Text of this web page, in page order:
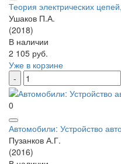
Теория электрических
Ушаков П.А.
(2018)
В наличии
2 105 руб.
Уже в корзине
0
Автомобили: Устройство
Пузанков А.Г.
(2016)